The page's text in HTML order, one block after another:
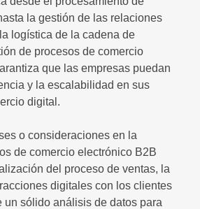
la gestión de las relaciones
logística de la cadena de
de procesos de comercio
que las empresas puedan
y la escalabilidad en sus
digital.
o consideraciones en la
de comercio electrónico B2B
del proceso de ventas, la
digitales con los clientes
un sólido análisis de datos para